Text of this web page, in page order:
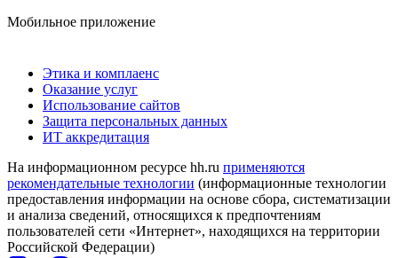
Мобильное приложение
Этика и комплаенс
Оказание услуг
Использование сайтов
Защита персональных данных
ИТ аккредитация
На информационном ресурсе hh.ru применяются
рекомендательные технологии (информационные технологии
предоставления информации на основе сбора, систематизации
и анализа сведений, относящихся к предпочтениям
пользователей сети «Интернет», находящихся на территории
Российской Федерации)